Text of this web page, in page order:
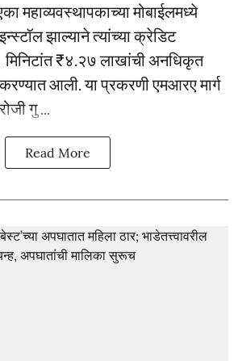
महाव्यवस्थापकाच्या मोबाईलमध्ये
झाल्याने त्यांच्या क्रेडिट
मिनिटांत ₹४.२७ लाखांची अनधिकृत
आली. या प्रकरणी एमआरए मार्ग
गु ...
Read More